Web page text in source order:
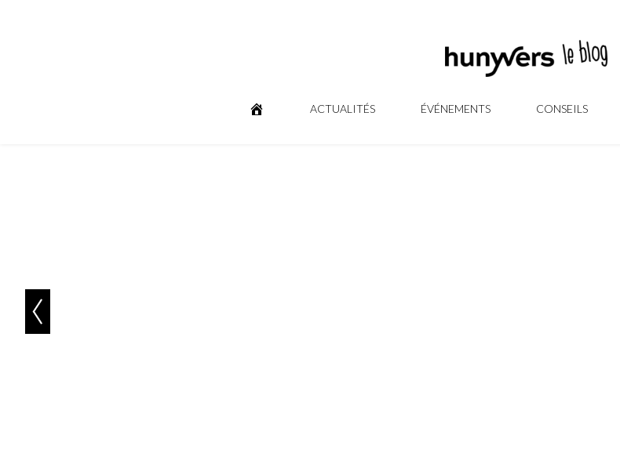
ACTUALITÉS ÉVÉNEMENTS CONSEILS